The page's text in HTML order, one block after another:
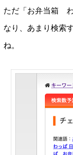
ただ「お弁当箱
なり、あまり検索
ね。